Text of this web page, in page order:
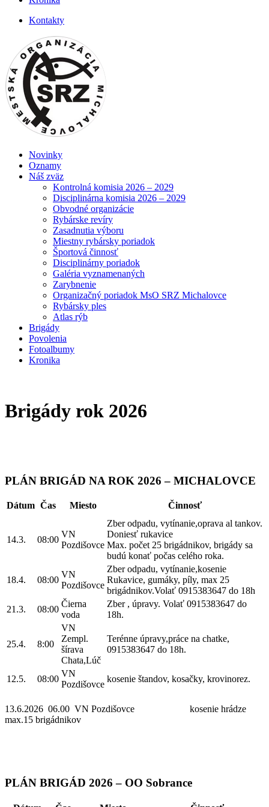
Kontakty
Novinky
Oznamy
Náš zväz
Kontrolná komisia 2026 – 2029
Disciplinárna komisia 2026 – 2029
Obvodné organizácie
Rybárske revíry
Zasadnutia výboru
Miestny rybársky poriadok
Športová činnosť
Disciplinárny poriadok
Galéria vyznamenaných
Zarybnenie
Organizačný poriadok MsO SRZ Michalovce
Rybársky ples
Atlas rýb
Brigády
Povolenia
Fotoalbumy
Kronika
Brigády rok 2026
PLÁN BRIGÁD NA ROK 2026 – MICHALOVCE
Dátum Čas Miesto Činnosť
14.3. 08:00
VN
Pozdišovce
Zber odpadu, vytínanie,oprava al tankov.
Doniesť rukavice
Max. počet 25 brigádnikov, brigády sa
budú konať počas celého roka.
18.4. 08:00
VN
Pozdišovce
Zber odpadu, vytínanie,kosenie
Rukavice, gumáky, píly, max 25
brigádnikov.Volať 0915383647 do 18h
21.3.
08:00
Čierna
voda
Zber , úpravy. Volať 0915383647 do
18h.
25.4. 8:00
VN
Zempl.
šírava
Chata,Lúč
Terénne úpravy,práce na chatke,
0915383647 do 18h.
12.5. 08:00
VN
Pozdišovce
kosenie štandov, kosačky, krovinorez.
13.6.2026 06.00 VN Pozdišovce kosenie hrádze
max.15 brigádnikov
PLÁN BRIGÁD 2026 – OO Sobrance